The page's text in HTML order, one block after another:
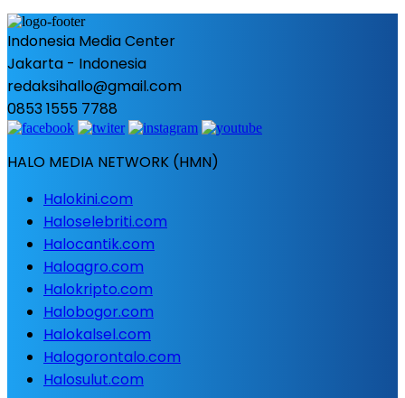
Indonesia Media Center
Jakarta - Indonesia
redaksihallo@gmail.com
0853 1555 7788
HALO MEDIA NETWORK (HMN)
Halokini.com
Haloselebriti.com
Halocantik.com
Haloagro.com
Halokripto.com
Halobogor.com
Halokalsel.com
Halogorontalo.com
Halosulut.com